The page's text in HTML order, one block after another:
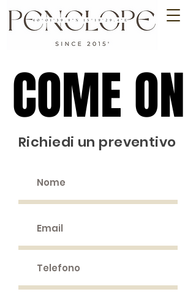
Richiedi un preventivo
COME ON
COME ON